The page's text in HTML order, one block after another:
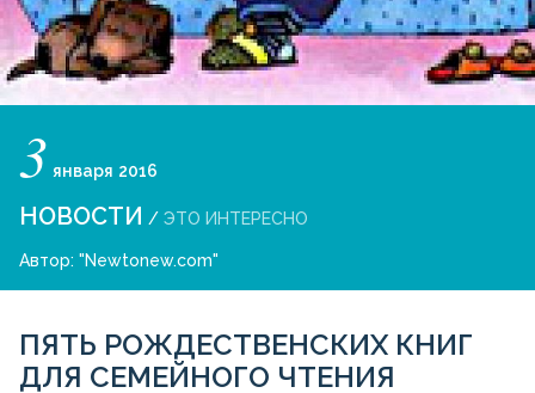
3 января 2016
НОВОСТИ / ЭТО ИНТЕРЕСНО
Автор: "Newtonew.com"
ПЯТЬ РОЖДЕСТВЕНСКИХ КНИГ
ДЛЯ СЕМЕЙНОГО ЧТЕНИЯ